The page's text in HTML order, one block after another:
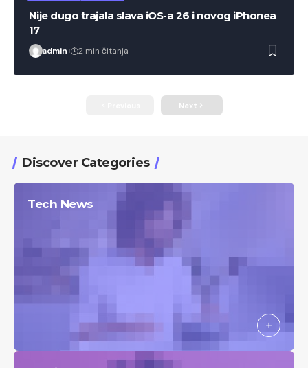
Nije dugo trajala slava iOS-a 26 i novog iPhonea
17
admin 2 min čitanja
Next
Discover Categories
Tech News